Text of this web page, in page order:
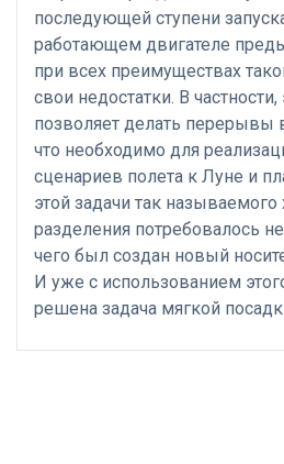
последующей ступени
работающем двигателе
при всех преимуществах
свои недостатки. В
позволяет делать перерывы
что необходимо для
сценариев полета к Луне и
этой задачи так называемого
разделения потребовалось
чего был создан новый
И уже с использованием
решена задача мягкой